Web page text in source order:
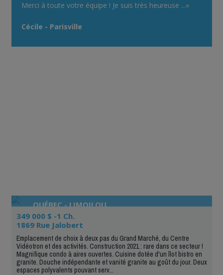
Merci à toute votre équipe ! Je suis très heureuse ...»
Cécile - Parisville
QUÉBEC - LIMOILOU
349 000 $ -1 Ch.
1869 Rue Jalobert
Emplacement de choix à deux pas du Grand Marché, du Centre
Vidéotron et des activités. Construction 2021 : rare dans ce secteur !
Magnifique condo à aires ouvertes. Cuisine dotée d'un îlot bistro en
granite. Douche indépendante et vanité granite au goût du jour. Deux
espaces polyvalents pouvant serv...